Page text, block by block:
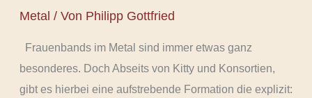
Metal / Von Philipp Gottfried
Frauenbands im Metal sind immer etwas ganz
besonderes. Doch Abseits von Kitty und Konsortien,
gibt es hierbei eine aufstrebende Formation die explizit: